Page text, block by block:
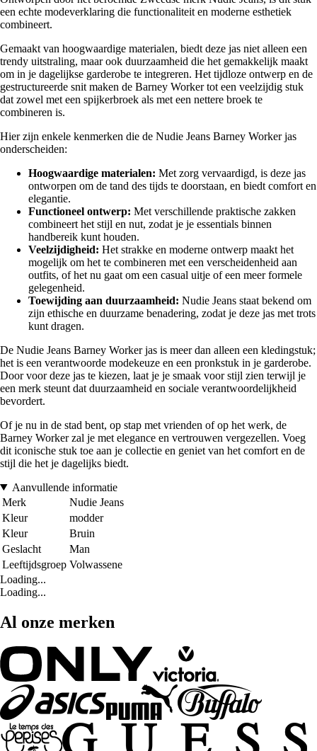
een echte modeverklaring die functionaliteit en moderne esthetiek
combineert.
Gemaakt van hoogwaardige materialen, biedt deze jas niet alleen een
trendy uitstraling, maar ook duurzaamheid die het gemakkelijk maakt
om in je dagelijkse garderobe te integreren. Het tijdloze ontwerp en de
gestructureerde snit maken de Barney Worker tot een veelzijdig stuk
dat zowel met een spijkerbroek als met een nettere broek te
combineren is.
Hier zijn enkele kenmerken die de Nudie Jeans Barney Worker jas
onderscheiden:
Hoogwaardige materialen: Met zorg vervaardigd, is deze jas
ontworpen om de tand des tijds te doorstaan, en biedt comfort en
elegantie.
Functioneel ontwerp: Met verschillende praktische zakken
combineert het stijl en nut, zodat je je essentials binnen
handbereik kunt houden.
Veelzijdigheid: Het strakke en moderne ontwerp maakt het
mogelijk om het te combineren met een verscheidenheid aan
outfits, of het nu gaat om een casual uitje of een meer formele
gelegenheid.
Toewijding aan duurzaamheid: Nudie Jeans staat bekend om
zijn ethische en duurzame benadering, zodat je deze jas met trots
kunt dragen.
De Nudie Jeans Barney Worker jas is meer dan alleen een kledingstuk;
het is een verantwoorde modekeuze en een pronkstuk in je garderobe.
Door voor deze jas te kiezen, laat je je smaak voor stijl zien terwijl je
een merk steunt dat duurzaamheid en sociale verantwoordelijkheid
bevordert.
Of je nu in de stad bent, op stap met vrienden of op het werk, de
Barney Worker zal je met elegance en vertrouwen vergezellen. Voeg
dit iconische stuk toe aan je collectie en geniet van het comfort en de
stijl die het je dagelijks biedt.
Aanvullende informatie
Merk
Nudie Jeans
Kleur
modder
Kleur
Bruin
Geslacht
Man
Leeftijdsgroep Volwassene
Loading...
Loading...
Al onze merken